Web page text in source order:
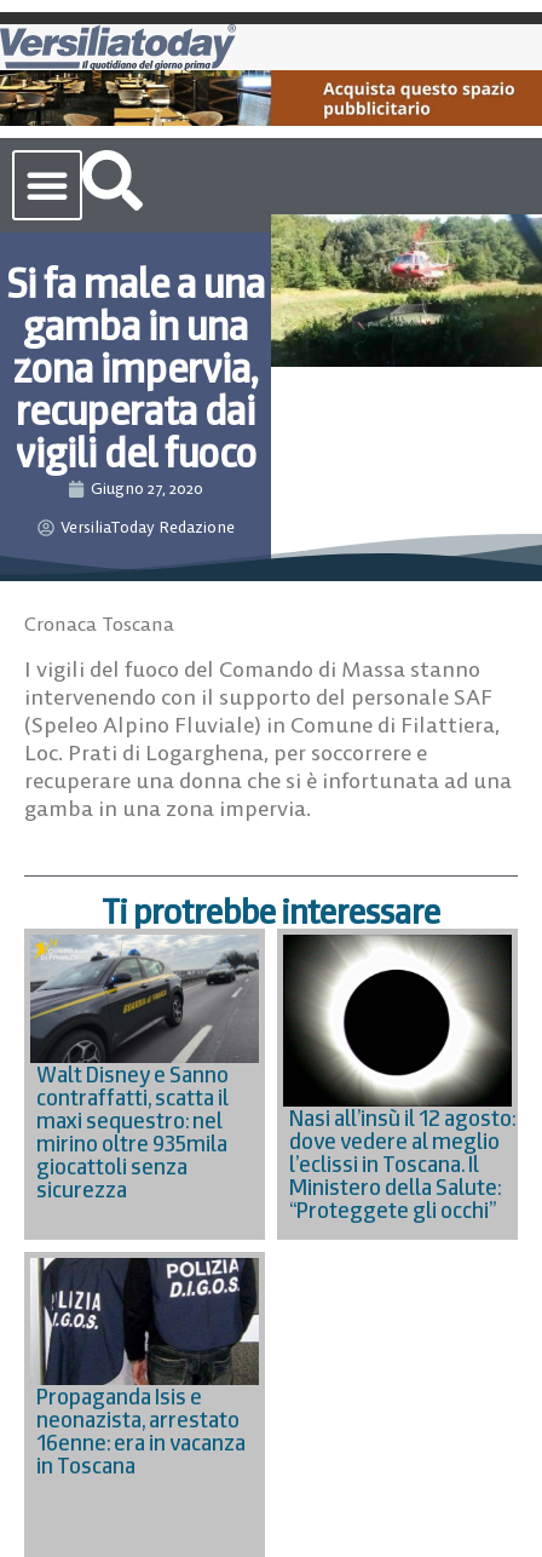
Si fa male a una
gamba in una
zona impervia,
recuperata dai
vigili del fuoco
Giugno 27, 2020
VersiliaToday Redazione
Cronaca Toscana
I vigili del fuoco del Comando di Massa stanno
intervenendo con il supporto del personale SAF
(Speleo Alpino Fluviale) in Comune di Filattiera,
Loc. Prati di Logarghena, per soccorrere e
recuperare una donna che si è infortunata ad una
gamba in una zona impervia.
Ti protrebbe interessare
Walt Disney e Sanno
contraffatti, scatta il
maxi sequestro: nel
mirino oltre 935mila
giocattoli senza
sicurezza
Nasi all’insù il 12 agosto:
dove vedere al meglio
l’eclissi in Toscana. Il
Ministero della Salute:
“Proteggete gli occhi”
Propaganda Isis e
neonazista, arrestato
16enne: era in vacanza
in Toscana